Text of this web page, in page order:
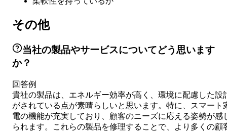
その他
当社の製品やサービスについてどう思います
か？
回答例
貴社の製品は、エネルギー効率が高く、環境に配慮した設
がされている点が素晴らしいと思います。特に、スマート
電の機能が充実しており、顧客のニーズに応える姿勢が感
られます。これらの製品を修理することで、より多くの顧